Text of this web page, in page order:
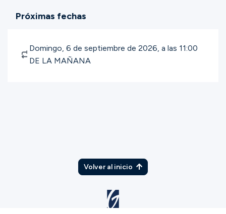
Próximas fechas
Domingo, 6 de septiembre de 2026, a las 11:00
DE LA MAÑANA
Volver al inicio